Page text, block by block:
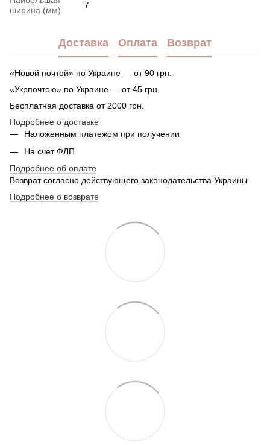
ширина (мм)
7
Доставка Оплата Возврат
«Новой почтой» по Украине — от 90 грн.
«Укрпочтою» по Украине — от 45 грн.
Бесплатная доставка от 2000 грн.
Подробнее о доставке
Наложенным платежом при получении
На счет ФЛП
Подробнее об оплате
Возврат согласно действующего законодательства Украины
Подробнее о возврате